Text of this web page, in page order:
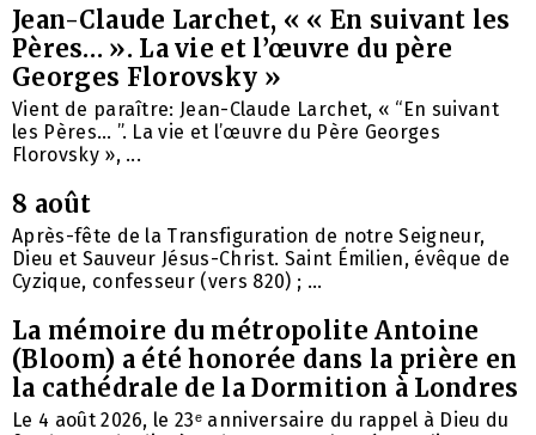
Jean-Claude Larchet, « « En suivant les
Pères… ». La vie et l’œuvre du père
Georges Florovsky »
Vient de paraître: Jean-Claude Larchet, « “En suivant
les Pères… ”. La vie et l’œuvre du Père Georges
Florovsky », ...
8 août
Après-fête de la Transfiguration de notre Seigneur,
Dieu et Sauveur Jésus-Christ. Saint Émilien, évêque de
Cyzique, confesseur (vers 820) ; ...
La mémoire du métropolite Antoine
(Bloom) a été honorée dans la prière en
la cathédrale de la Dormition à Londres
Le 4 août 2026, le 23ᵉ anniversaire du rappel à Dieu du